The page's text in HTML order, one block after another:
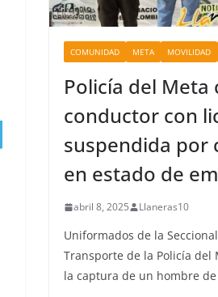
COMUNIDAD META MOVILIDAD
Policía del Meta
conductor con
suspendida por
en estado de
abril 8, 2025 Llaneras10
Uniformados de la
Transporte de la Policía del
la captura de un hombre de